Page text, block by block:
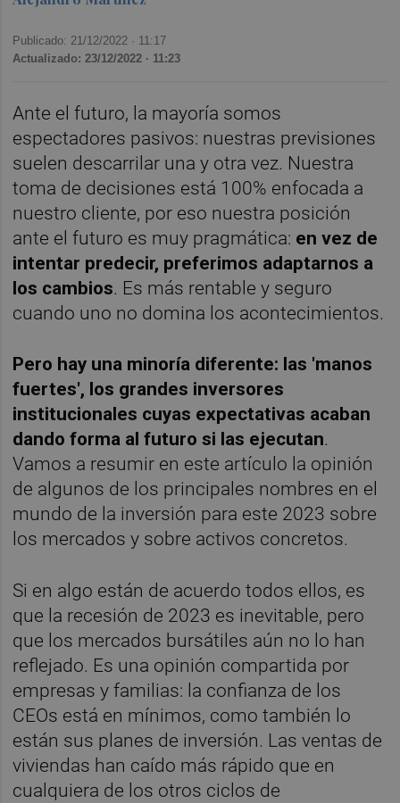
Publicado: 21/12/2022 · 11:17
Actualizado: 23/12/2022 · 11:23
Ante el futuro, la mayoría somos
espectadores pasivos: nuestras previsiones
suelen descarrilar una y otra vez. Nuestra
toma de decisiones está 100% enfocada a
nuestro cliente, por eso nuestra posición
ante el futuro es muy pragmática: en vez de
intentar predecir, preferimos adaptarnos a
los cambios. Es más rentable y seguro
cuando uno no domina los acontecimientos.
Pero hay una minoría diferente: las 'manos
fuertes', los grandes inversores
institucionales cuyas expectativas acaban
dando forma al futuro si las ejecutan.
Vamos a resumir en este artículo la opinión
de algunos de los principales nombres en el
mundo de la inversión para este 2023 sobre
los mercados y sobre activos concretos.
Si en algo están de acuerdo todos ellos, es
que la recesión de 2023 es inevitable, pero
que los mercados bursátiles aún no lo han
reflejado. Es una opinión compartida por
empresas y familias: la confianza de los
CEOs está en mínimos, como también lo
están sus planes de inversión. Las ventas de
viviendas han caído más rápido que en
cualquiera de los otros ciclos de